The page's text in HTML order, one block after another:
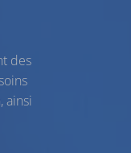
des
soins
, ainsi